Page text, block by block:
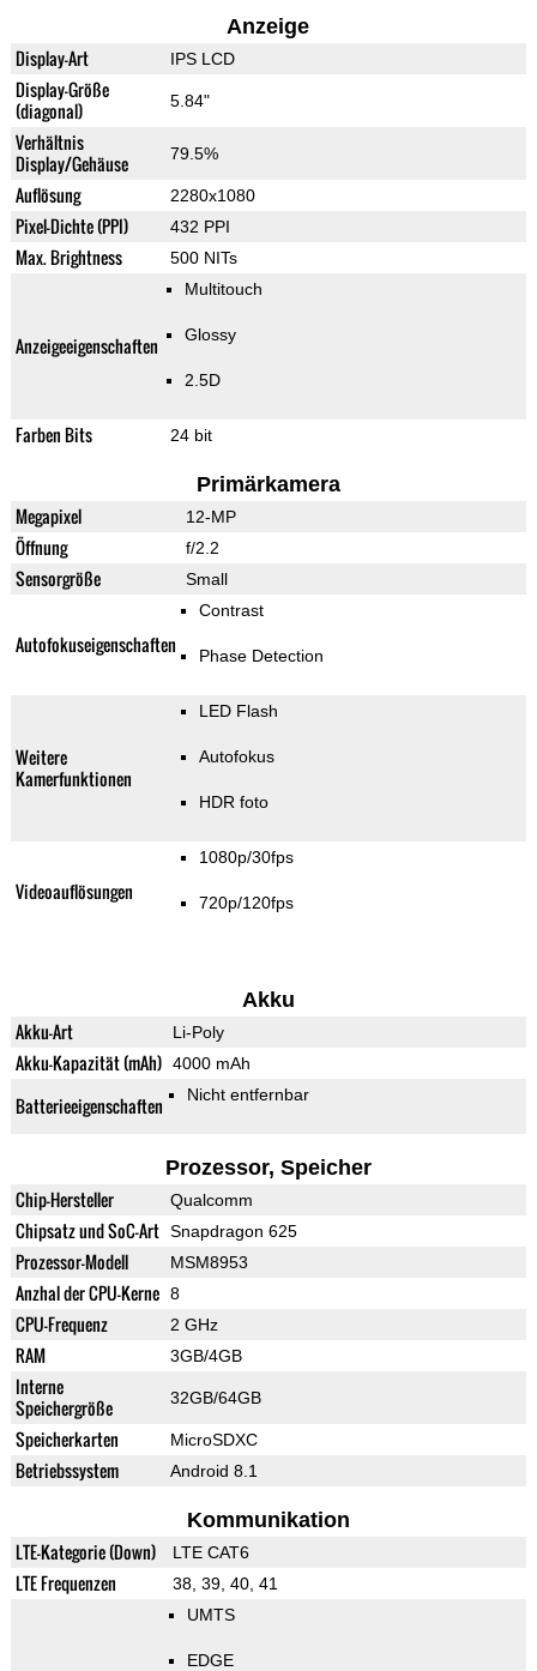
Anzeige
Display-Art IPS LCD
Display-Größe
(diagonal)
5.84"
Verhältnis
Display/Gehäuse
79.5%
Auflösung 2280x1080
Pixel-Dichte (PPI) 432 PPI
Max. Brightness 500 NITs
Anzeigeeigenschaften
Multitouch
Glossy
2.5D
Farben Bits 24 bit
Primärkamera
Megapixel 12-MP
Öffnung f/2.2
Sensorgröße Small
Autofokuseigenschaften
Contrast
Phase Detection
Weitere
Kamerfunktionen
LED Flash
Autofokus
HDR foto
Videoauflösungen
1080p/30fps
720p/120fps
Akku
Akku-Art Li-Poly
Akku-Kapazität (mAh) 4000 mAh
Batterieeigenschaften Nicht entfernbar
Prozessor, Speicher
Chip-Hersteller Qualcomm
Chipsatz und SoC-Art Snapdragon 625
Prozessor-Modell MSM8953
Anzhal der CPU-Kerne 8
CPU-Frequenz 2 GHz
RAM 3GB/4GB
Interne
Speichergröße
32GB/64GB
Speicherkarten MicroSDXC
Betriebssystem Android 8.1
Kommunikation
LTE-Kategorie (Down) LTE CAT6
LTE Frequenzen
38, 39, 40, 41
UMTS
EDGE